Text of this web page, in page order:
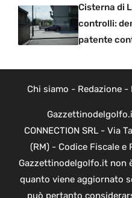
Cisterna di
controlli:
patente
Chi siamo - Redazione-
CONNECTION SRL - Via
(RM) - Codice Fiscale e
Gazzettinodelgolfo.it non
quanto viene aggiornato
può pertanto